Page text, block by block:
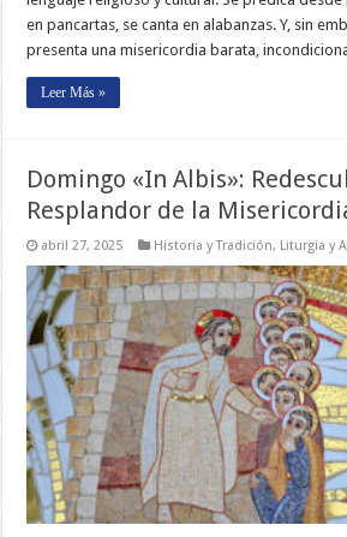
en pancartas, se canta en alabanzas. Y, sin
presenta una misericordia barata,
Leer Más »
Domingo «In Albis»:
Resplandor de la
abril 27, 2025 Historia y Tradición, Liturgia y